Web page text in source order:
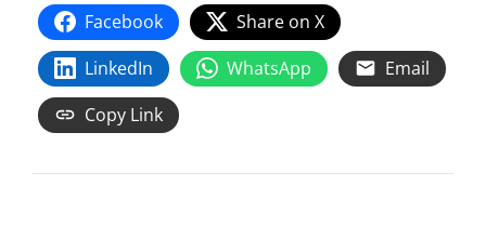
Facebook
Share on X
LinkedIn
WhatsApp
Email
Copy Link